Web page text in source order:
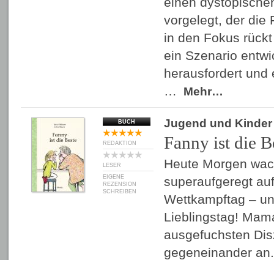
vorgelegt, der die
in den Fokus
ein Szenario
herausfordert und
…
Mehr…
BUCH
REDAKTION
LESER
EIGENE
REZENSION
SCHREIBEN
Jugend und Kinder
Fanny ist die
Heute Morgen
superaufgeregt
Wettkampftag –
Lieblingstag!
ausgefuchsten
gegeneinander